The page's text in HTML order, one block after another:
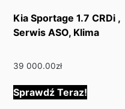
Kia Sportage 1.7 CRDi ,
Serwis ASO, Klima
39 000.00zł
Sprawdź Teraz!